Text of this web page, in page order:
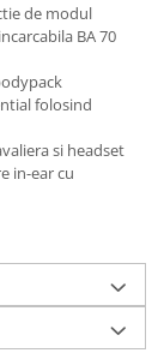
de modul
BA 70
folosind
si headset
in-ear cu